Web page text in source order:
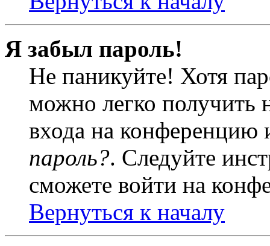
Я забыл пароль!
Не паникуйте! Хотя
можно легко получить
входа на
пароль?. Следуйте
сможете войти на
Вернуться к началу